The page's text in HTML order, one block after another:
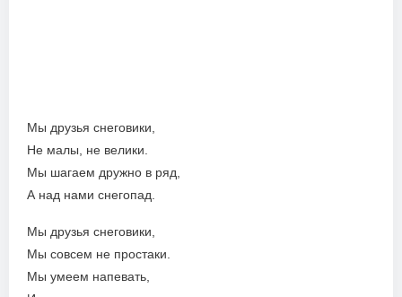
Мы друзья снеговики,
Не малы, не велики.
Мы шагаем дружно в ряд,
А над нами снегопад.
Мы друзья снеговики,
Мы совсем не простаки.
Мы умеем напевать,